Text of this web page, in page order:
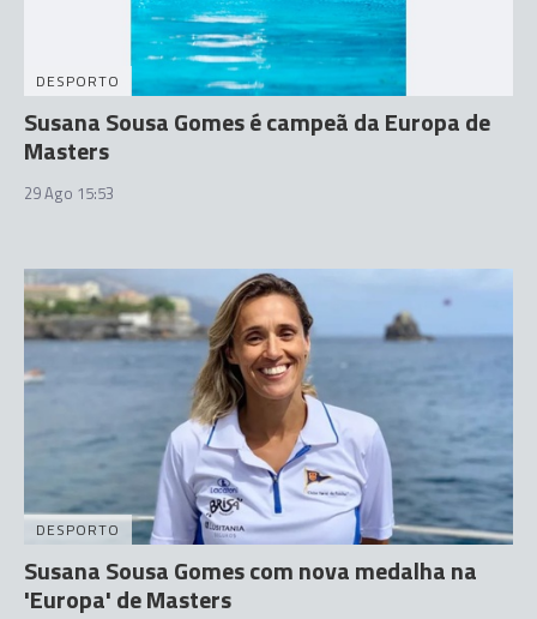
DESPORTO
Susana Sousa Gomes é campeã da Europa de
Masters
29 Ago 15:53
DESPORTO
Susana Sousa Gomes com nova medalha na
'Europa' de Masters